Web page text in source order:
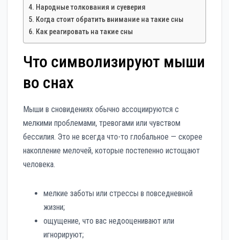
Народные толкования и суеверия
Когда стоит обратить внимание на такие сны
Как реагировать на такие сны
Что символизируют мыши
во снах
Мыши в сновидениях обычно ассоциируются с
мелкими проблемами, тревогами или чувством
бессилия. Это не всегда что-то глобальное — скорее
накопление мелочей, которые постепенно истощают
человека.
мелкие заботы или стрессы в повседневной
жизни;
ощущение, что вас недооценивают или
игнорируют;